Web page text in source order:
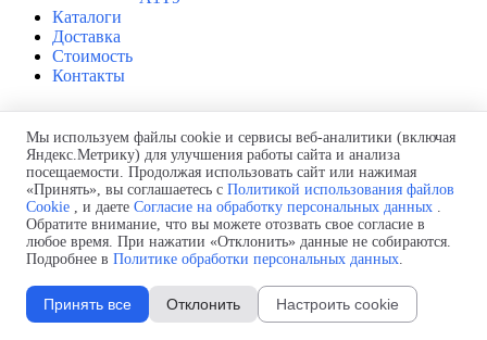
Каталоги
Доставка
Стоимость
Контакты
Продукция > ПЧ Inovance MD520 0,4-500 кВт
Преобразователь частоты MD520, 280кВт - 150% или 355кВт -
110%, 380В, STO, Inovance MD520-4T280S
Артикул:InovanceMD520-4T280S
Краткое описание:Преобразователь частоты MD520, 280кВт
- 150% или 355кВт - 110%, 380В, STO
Назначение: предназначенноедля решения сложных задач в
Мы используем файлы cookie и сервисы веб-аналитики (включая
Яндекс.Метрику) для улучшения работы сайта и анализа
посещаемости. Продолжая использовать сайт или нажимая
«Принять», вы соглашаетесь с Политикой использования файлов
Cookie , и даете Согласие на обработку персональных данных .
Обратите внимание, что вы можете отозвать свое согласие в
любое время. При нажатии «Отклонить» данные не собираются.
Подробнее в Политике обработки персональных данных.
Принять все Отклонить Настроить cookie